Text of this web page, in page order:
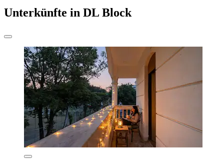
Unterkünfte in DL Block